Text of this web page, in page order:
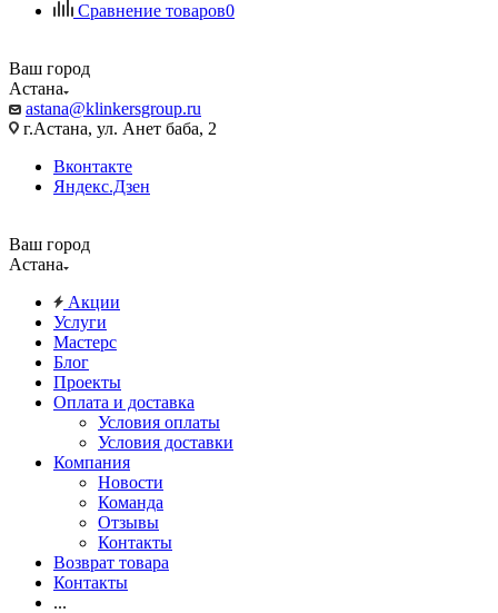
Сравнение товаров0
Ваш город
Астана
astana@klinkersgroup.ru
г.Астана, ул. Анет баба, 2
Вконтакте
Яндекс.Дзен
Ваш город
Астана
Акции
Услуги
Мастерс
Блог
Проекты
Оплата и доставка
Условия оплаты
Условия доставки
Компания
Новости
Команда
Отзывы
Контакты
Возврат товара
Контакты
...